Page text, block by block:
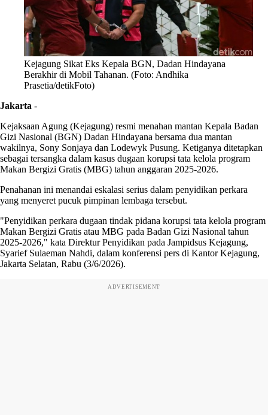
Kejagung Sikat Eks Kepala BGN, Dadan Hindayana
Berakhir di Mobil Tahanan. (Foto: Andhika
Prasetia/detikFoto)
Jakarta -
Kejaksaan Agung (Kejagung) resmi menahan mantan Kepala Badan
Gizi Nasional (BGN) Dadan Hindayana bersama dua mantan
wakilnya, Sony Sonjaya dan Lodewyk Pusung. Ketiganya ditetapkan
sebagai tersangka dalam kasus dugaan korupsi tata kelola program
Makan Bergizi Gratis (MBG) tahun anggaran 2025-2026.
Penahanan ini menandai eskalasi serius dalam penyidikan perkara
yang menyeret pucuk pimpinan lembaga tersebut.
"Penyidikan perkara dugaan tindak pidana korupsi tata kelola program
Makan Bergizi Gratis atau MBG pada Badan Gizi Nasional tahun
2025-2026," kata Direktur Penyidikan pada Jampidsus Kejagung,
Syarief Sulaeman Nahdi, dalam konferensi pers di Kantor Kejagung,
Jakarta Selatan, Rabu (3/6/2026).
ADVERTISEMENT